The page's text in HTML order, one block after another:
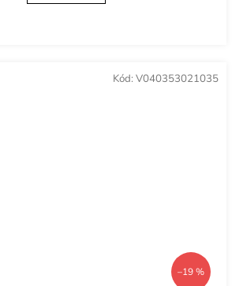
–19 %
Kód: V040353021035